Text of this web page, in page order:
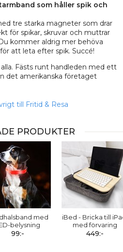
som håller spik och
tre starka magneter som drar
för spikar, skruvar och muttrar
kommer aldrig mer behöva
att leta efter spik. Succé!
Fästs runt handleden med ett
det amerikanska företaget
till Fritid & Resa
PRODUKTER
med
belysning
99:-
iBed - Bricka till
med förvaring
449:-